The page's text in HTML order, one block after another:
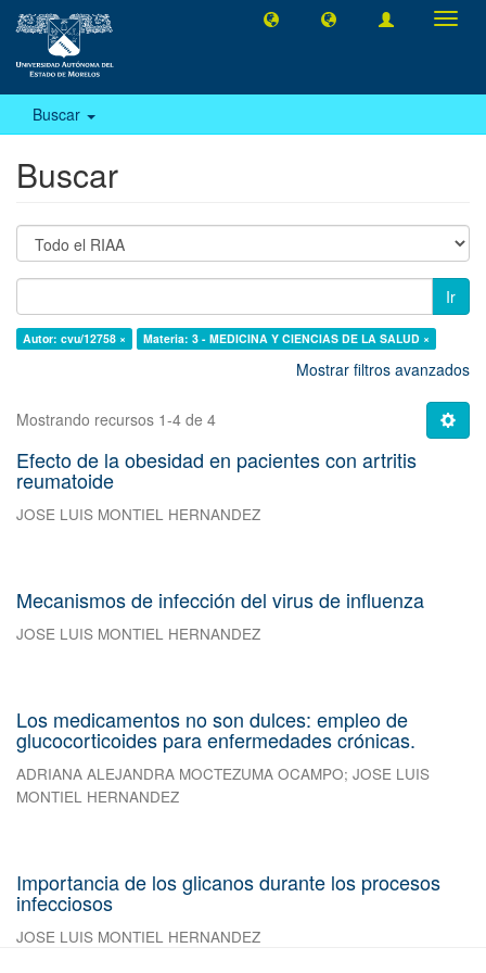
Buscar
Buscar
Ir
Autor: cvu/12758 × Materia: 3 - MEDICINA Y CIENCIAS DE LA SALUD ×
Mostrar filtros avanzados
Mostrando recursos 1-4 de 4
Efecto de la obesidad en pacientes con artritis
reumatoide
JOSE LUIS MONTIEL HERNANDEZ
Mecanismos de infección del virus de influenza
JOSE LUIS MONTIEL HERNANDEZ
Los medicamentos no son dulces: empleo de
glucocorticoides para enfermedades crónicas.
ADRIANA ALEJANDRA MOCTEZUMA OCAMPO; JOSE LUIS
MONTIEL HERNANDEZ
Importancia de los glicanos durante los procesos
infecciosos
JOSE LUIS MONTIEL HERNANDEZ